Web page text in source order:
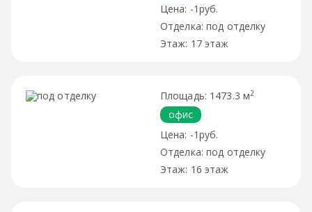
-1руб.
под отделку
17 этаж
1473.3 м2
офис
-1руб.
под отделку
16 этаж